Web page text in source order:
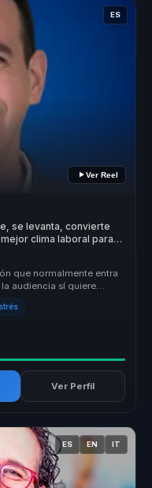
ES
Ver Reel
se levanta, convierte
clima laboral para
que normalmente entra
audiencia sí quiere
Ver Perfil
ES EN IT